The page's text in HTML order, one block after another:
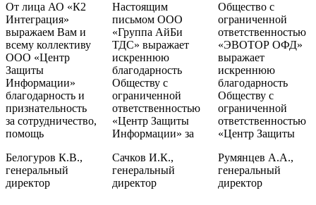
От лица АО «К2
Интеграция»
выражаем Вам и
всему коллективу
ООО «Центр
Защиты
Информации»
благодарность и
признательность
за сотрудничество,
помощь
Белогуров К.В.,
генеральный
директор
Настоящим
письмом ООО
«Группа АйБи
ТДС» выражает
искреннюю
благодарность
Обществу с
ограниченной
ответственностью
«Центр Защиты
Информации» за
Сачков И.К.,
генеральный
директор
Общество с
ограниченной
ответственностью
«ЭВОТОР ОФД»
выражает
искреннюю
благодарность
Обществу с
ограниченной
ответственностью
«Центр Защиты
Румянцев А.А.,
генеральный
директор